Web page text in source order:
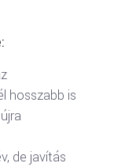
hosszabb is
de javítás